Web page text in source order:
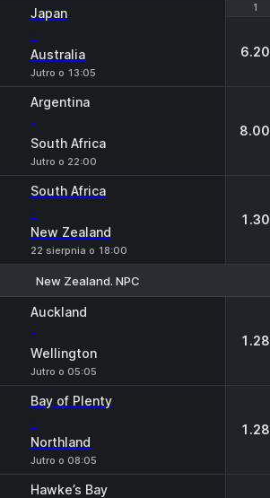
1
Japan
-
Australia
Jutro o 13:05
1
6.20
Argentina
-
South Africa
Jutro o 22:00
8.00
South Africa
-
New Zealand
22 sierpnia o 18:00
1.30
New Zealand. NPC
Auckland
-
Wellington
Jutro o 05:05
1.28
Bay of Plenty
-
Northland
Jutro o 08:05
1.28
Hawke’s Bay